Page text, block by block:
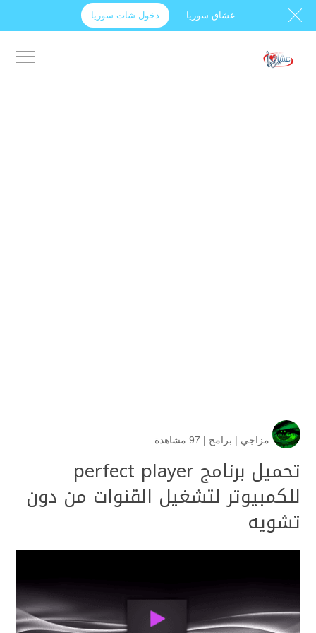
عشاق سوريا دخول شات سوريا
مزاجي | برامج | 97 مشاهدة
تحميل برنامج perfect player
للكمبيوتر لتشغيل القنوات من دون
تشويه